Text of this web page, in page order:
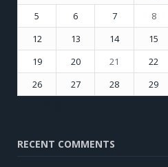
5
6 7 8
12
13 14 15
19
20 21 22
26
27 28 29
RECENT COMMENTS